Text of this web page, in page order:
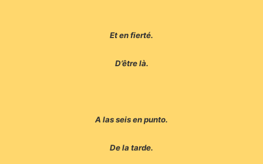
Et en fierté.
D’être là.
A las seis en punto.
De la tarde.